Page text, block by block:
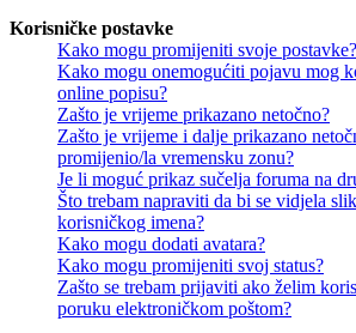
Korisničke postavke
Kako mogu promijeniti svoje postavke?
Kako mogu onemogućiti pojavu mog
online popisu?
Zašto je vrijeme prikazano netočno?
Zašto je vrijeme i dalje prikazano
promijenio/la vremensku zonu?
Je li moguć prikaz sučelja foruma na
Što trebam napraviti da bi se vidjela
korisničkog imena?
Kako mogu dodati avatara?
Kako mogu promijeniti svoj status?
Zašto se trebam prijaviti ako želim
poruku elektroničkom poštom?